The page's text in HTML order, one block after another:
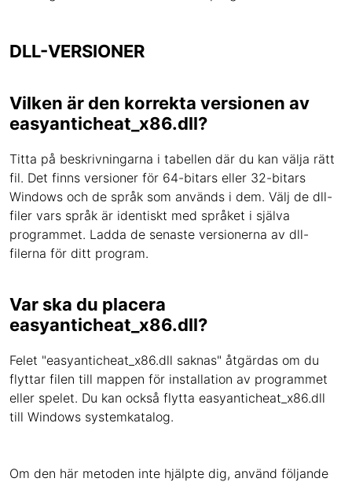
DLL-VERSIONER
Vilken är den korrekta versionen av
easyanticheat_x86.dll?
Titta på beskrivningarna i tabellen där du kan välja rätt
fil. Det finns versioner för 64-bitars eller 32-bitars
Windows och de språk som används i dem. Välj de dll-
filer vars språk är identiskt med språket i själva
programmet. Ladda de senaste versionerna av dll-
filerna för ditt program.
Var ska du placera
easyanticheat_x86.dll?
Felet "easyanticheat_x86.dll saknas" åtgärdas om du
flyttar filen till mappen för installation av programmet
eller spelet. Du kan också flytta easyanticheat_x86.dll
till Windows systemkatalog.
Om den här metoden inte hjälpte dig, använd följande